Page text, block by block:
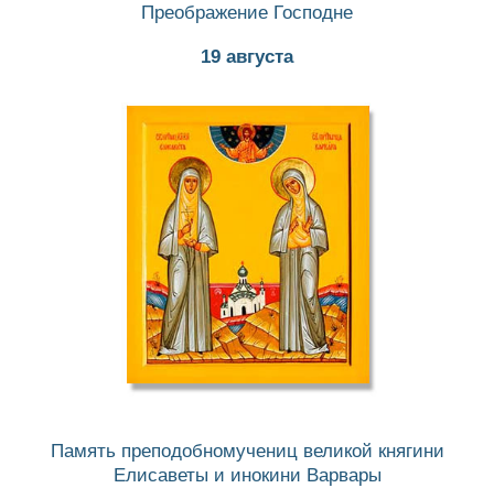
Преображениe Господнe
19 августа
Память преподобномучениц великой княгини
Елисаветы и инокини Варвары